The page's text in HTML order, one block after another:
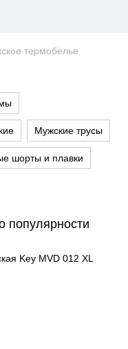
термобелье
Мужские трусы
шорты и плавки
популярности